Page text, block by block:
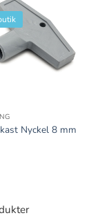
Nyckel 8 mm